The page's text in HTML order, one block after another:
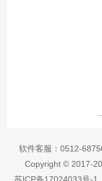
软件客服： 0512-
Copyright © 2017-
苏ICP备17024033号-1